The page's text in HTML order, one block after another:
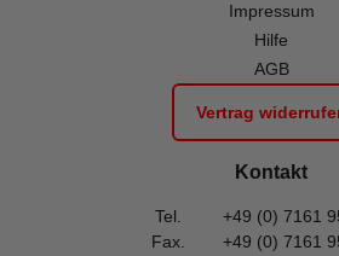
Impressum
Hilfe
AGB
Vertrag
Kontakt
Tel.
+49 (0) 7161
Fax.
+49 (0) 7161